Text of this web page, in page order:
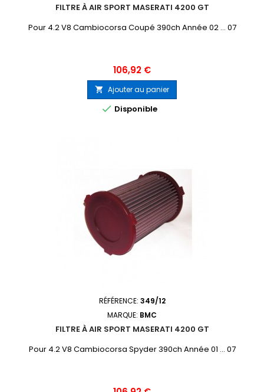
FILTRE À AIR SPORT MASERATI 4200 GT
Pour 4.2 V8 Cambiocorsa Coupé 390ch Année 02 ... 07
Prix
106,92 €
 Ajouter au panier
 Disponible
RÉFÉRENCE: 349/12
MARQUE: BMC
FILTRE À AIR SPORT MASERATI 4200 GT
Pour 4.2 V8 Cambiocorsa Spyder 390ch Année 01 ... 07